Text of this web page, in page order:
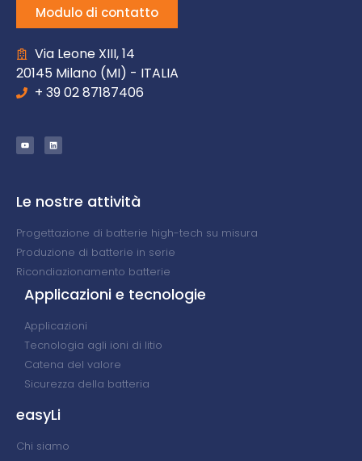
Modulo di contatto
Via Leone XIII, 14
20145 Milano (MI) - ITALIA
+ 39 02 87187406
Le nostre attività
Progettazione di batterie high-tech su misura
Produzione di batterie in serie
Ricondiazionamento batterie
Applicazioni e tecnologie
Applicazioni
Tecnologia agli ioni di litio
Catena del valore
Sicurezza della batteria
easyLi
Chi siamo